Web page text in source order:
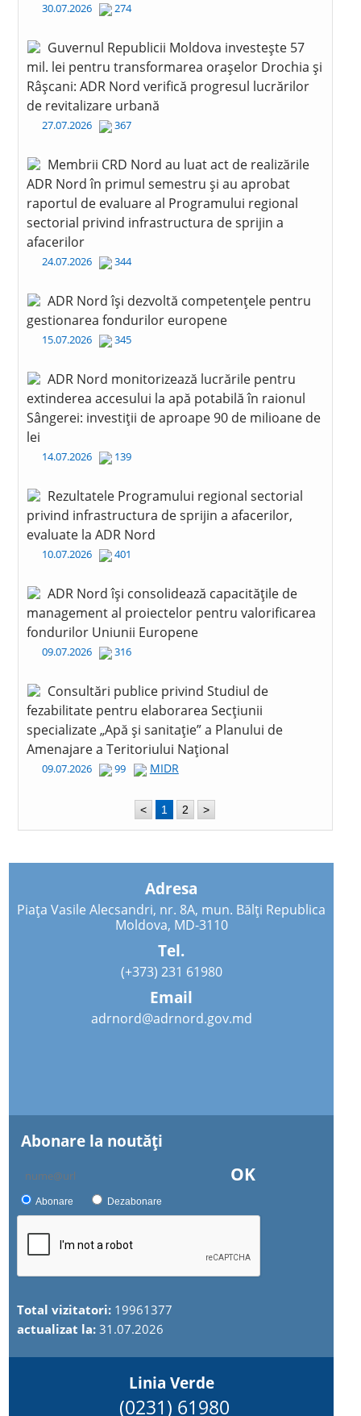
30.07.2026 274
Guvernul Republicii Moldova investește 57
mil. lei pentru transformarea orașelor Drochia și
Râșcani: ADR Nord verifică progresul lucrărilor
de revitalizare urbană
27.07.2026 367
Membrii CRD Nord au luat act de realizările
ADR Nord în primul semestru și au aprobat
raportul de evaluare al Programului regional
sectorial privind infrastructura de sprijin a
afacerilor
24.07.2026 344
ADR Nord își dezvoltă competențele pentru
gestionarea fondurilor europene
15.07.2026 345
ADR Nord monitorizează lucrările pentru
extinderea accesului la apă potabilă în raionul
Sângerei: investiții de aproape 90 de milioane de
lei
14.07.2026 139
Rezultatele Programului regional sectorial
privind infrastructura de sprijin a afacerilor,
evaluate la ADR Nord
10.07.2026 401
ADR Nord își consolidează capacitățile de
management al proiectelor pentru valorificarea
fondurilor Uniunii Europene
09.07.2026 316
Consultări publice privind Studiul de
fezabilitate pentru elaborarea Secțiunii
specializate „Apă și sanitație” a Planului de
Amenajare a Teritoriului Național
09.07.2026 99 MIDR
< 1 2 >
Adresa
Piața Vasile Alecsandri, nr. 8A, mun. Bălți Republica
Moldova, MD-3110
Tel.
(+373) 231 61980
Email
adrnord@adrnord.gov.md
Abonare la noutăţi
OK
Abonare Dezabonare
Total vizitatori: 19961377
actualizat la:31.07.2026
Linia Verde
(0231) 61980